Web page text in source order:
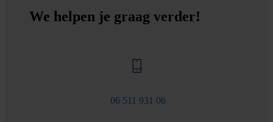
We helpen je graag verder!
06 511 931 06